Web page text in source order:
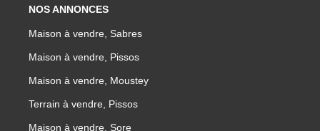
NOS ANNONCES
Maison à vendre, Sabres
Maison à vendre, Pissos
Maison à vendre, Moustey
Terrain à vendre, Pissos
Maison à vendre, Sore